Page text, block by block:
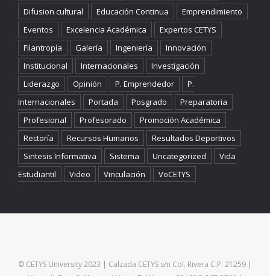
Difusion cultural
Educación Continua
Emprendimiento
Eventos
Excelencia Académica
Expertos CETYS
Filantropía
Galería Ingeniería
Innovación
Institucional
Internacionales
Investigación
Liderazgo
Opinión P. Emprendedor
P.
Internacionales
Portada Posgrado
Preparatoria
Profesional
Profesorado
Promoción Académica
Rectoría
Recursos Humanos
Resultados Deportivos
Sintesis Informativa
Sistema Uncategorized
Vida
Estudiantil
Video Vinculación VoCETYS
© CETYS University 2023 | Calzada CETYS s/n Col. Rivera C.P. 21259 |